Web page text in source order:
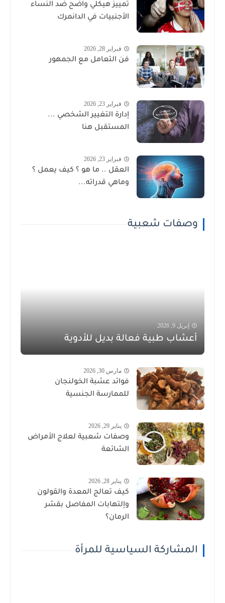
تمييز هيكلي واضح ضد النساء
الأجنبيات في الدانمرك
فبراير 28, 2026
فن التعامل مع الجمهور
فبراير 23, 2026
إدارة التغيير الشخصي ...
المستقبل هنا
فبراير 23, 2026
العقل .. ما هو ؟ كيف يعمل ؟
وماهي قدراته...
وصفات شعبية
إبريل 9, 2026
أعشاب طبية فعالة بديل للأدوية
مارس 30, 2026
فوائد عشبة الخولنجان
للممارسة الجنسية
يناير 29, 2026
وصفات شعبية لعلاج الأمراض
الشائعة
يناير 28, 2026
كيف تعالج المعدة والقولون
وإلتهابات المفاصل بقشر
الرمان؟
المشاركة السياسية للمرأة